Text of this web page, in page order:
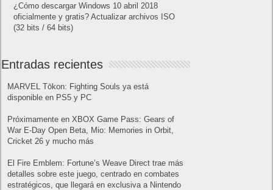
¿Cómo descargar Windows 10 abril 2018
oficialmente y gratis? Actualizar archivos ISO
(32 bits / 64 bits)
Entradas recientes
MARVEL Tōkon: Fighting Souls ya está
disponible en PS5 y PC
Próximamente en XBOX Game Pass: Gears of
War E-Day Open Beta, Mio: Memories in Orbit,
Cricket 26 y mucho más
El Fire Emblem: Fortune’s Weave Direct trae más
detalles sobre este juego, centrado en combates
estratégicos, que llegará en exclusiva a Nintendo